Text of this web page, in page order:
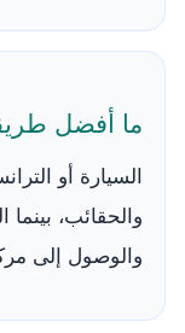
ما أفضل
السيارة أو
والحقائب،
والوصول إلى